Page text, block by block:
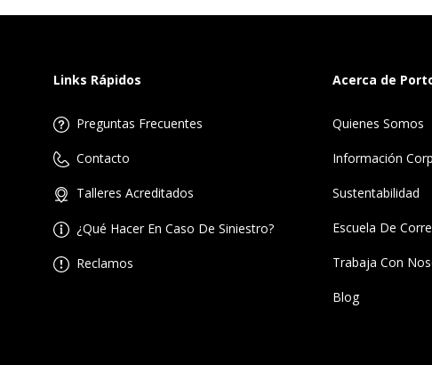
Links Rápidos
Preguntas Frecuentes
Contacto
Talleres Acreditados
¿Qué Hacer En Caso De Siniestro?
Reclamos
Acerca de
Quienes Somos
Información
Sustentabilidad
Escuela De
Trabaja Con
Blog